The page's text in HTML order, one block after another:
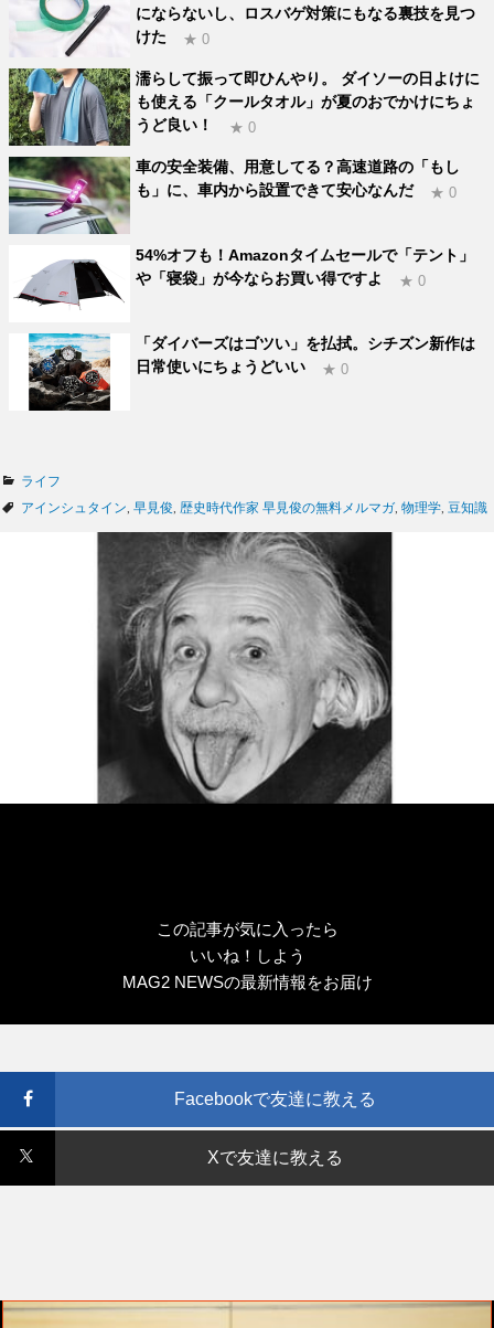
にならないし、ロスバゲ対策にもなる裏技を見つ
けた
★ 0
濡らして振って即ひんやり。 ダイソーの日よけに
も使える「クールタオル」が夏のおでかけにちょ
うど良い！
★ 0
車の安全装備、用意してる？高速道路の「もし
も」に、車内から設置できて安心なんだ
★ 0
54%オフも！Amazonタイムセールで「テント」
や「寝袋」が今ならお買い得ですよ
★ 0
「ダイバーズはゴツい」を払拭。シチズン新作は
日常使いにちょうどいい
★ 0
カ
テ
ライフ
タ
アインシュタイン 早見俊 歴史時代作家 早見俊の無料メルマガ 物理学 豆知識
この記事が気に入ったら
いいね！しよう
MAG2 NEWSの最新情報をお届け
Facebookで友達に教える
Xで友達に教える